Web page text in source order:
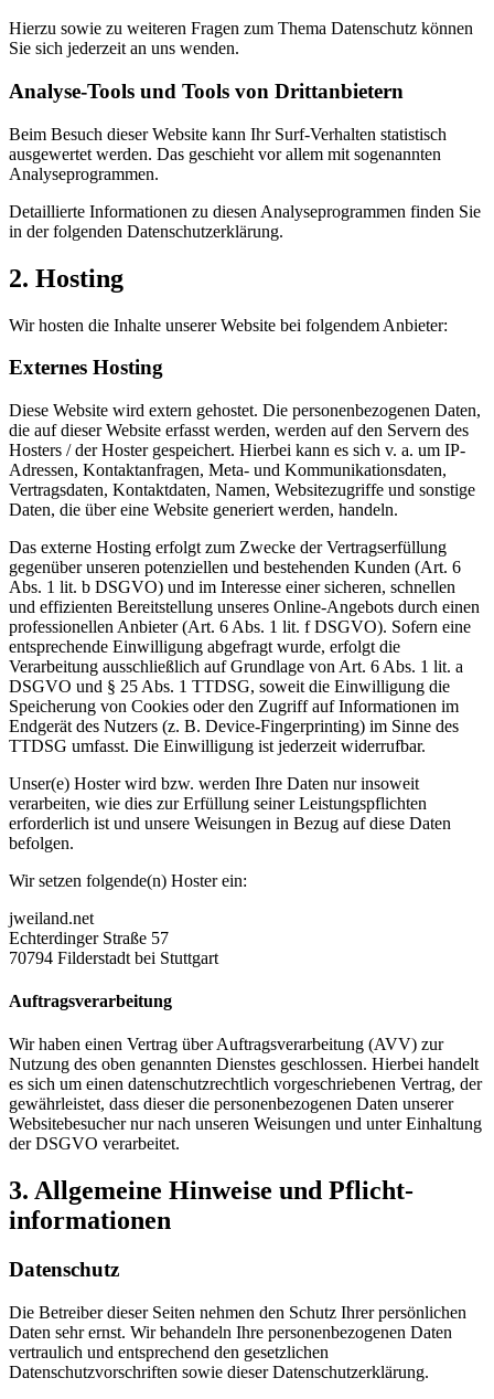
Hierzu sowie zu weiteren Fragen zum Thema Datenschutz können
Sie sich jederzeit an uns wenden.
Analyse-Tools und Tools von Dritt­anbietern
Beim Besuch dieser Website kann Ihr Surf-Verhalten statistisch
ausgewertet werden. Das geschieht vor allem mit sogenannten
Analyseprogrammen.
Detaillierte Informationen zu diesen Analyseprogrammen finden Sie
in der folgenden Datenschutzerklärung.
2. Hosting
Wir hosten die Inhalte unserer Website bei folgendem Anbieter:
Externes Hosting
Diese Website wird extern gehostet. Die personenbezogenen Daten,
die auf dieser Website erfasst werden, werden auf den Servern des
Hosters / der Hoster gespeichert. Hierbei kann es sich v. a. um IP-
Adressen, Kontaktanfragen, Meta- und Kommunikationsdaten,
Vertragsdaten, Kontaktdaten, Namen, Websitezugriffe und sonstige
Daten, die über eine Website generiert werden, handeln.
Das externe Hosting erfolgt zum Zwecke der Vertragserfüllung
gegenüber unseren potenziellen und bestehenden Kunden (Art. 6
Abs. 1 lit. b DSGVO) und im Interesse einer sicheren, schnellen
und effizienten Bereitstellung unseres Online-Angebots durch einen
professionellen Anbieter (Art. 6 Abs. 1 lit. f DSGVO). Sofern eine
entsprechende Einwilligung abgefragt wurde, erfolgt die
Verarbeitung ausschließlich auf Grundlage von Art. 6 Abs. 1 lit. a
DSGVO und § 25 Abs. 1 TTDSG, soweit die Einwilligung die
Speicherung von Cookies oder den Zugriff auf Informationen im
Endgerät des Nutzers (z. B. Device-Fingerprinting) im Sinne des
TTDSG umfasst. Die Einwilligung ist jederzeit widerrufbar.
Unser(e) Hoster wird bzw. werden Ihre Daten nur insoweit
verarbeiten, wie dies zur Erfüllung seiner Leistungspflichten
erforderlich ist und unsere Weisungen in Bezug auf diese Daten
befolgen.
Wir setzen folgende(n) Hoster ein:
jweiland.net
Echterdinger Straße 57
70794 Filderstadt bei Stuttgart
Auftragsverarbeitung
Wir haben einen Vertrag über Auftragsverarbeitung (AVV) zur
Nutzung des oben genannten Dienstes geschlossen. Hierbei handelt
es sich um einen datenschutzrechtlich vorgeschriebenen Vertrag, der
gewährleistet, dass dieser die personenbezogenen Daten unserer
Websitebesucher nur nach unseren Weisungen und unter Einhaltung
der DSGVO verarbeitet.
3. Allgemeine Hinweise und Pflicht­
informationen
Datenschutz
Die Betreiber dieser Seiten nehmen den Schutz Ihrer persönlichen
Daten sehr ernst. Wir behandeln Ihre personenbezogenen Daten
vertraulich und entsprechend den gesetzlichen
Datenschutzvorschriften sowie dieser Datenschutzerklärung.